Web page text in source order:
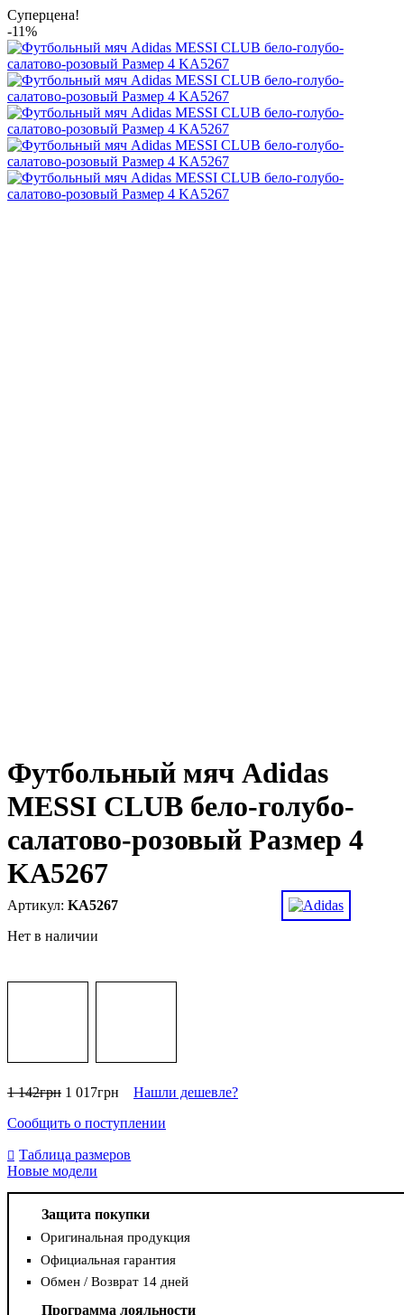
Суперцена!
-11%
Футбольный мяч Adidas
MESSI CLUB бело-голубо-
салатово-розовый Размер 4
KA5267
KA5267
Нет в наличии
1 142грн 1 017грн
Нашли дешевле?
Сообщить о поступлении
Таблица размеров
Новые модели
Защита покупки
Оригинальная продукция
Официальная гарантия
Обмен / Возврат 14 дней
Программа лояльности